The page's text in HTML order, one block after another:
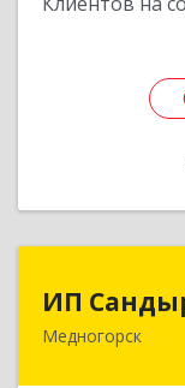
ИП
Медногорск462270,